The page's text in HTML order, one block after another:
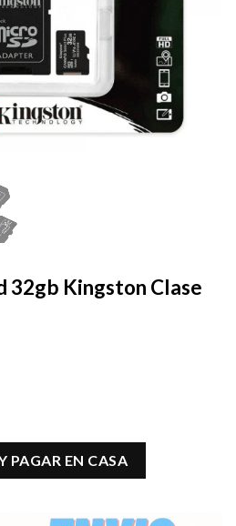
32gb Kingston Clase
PAGAR EN CASA